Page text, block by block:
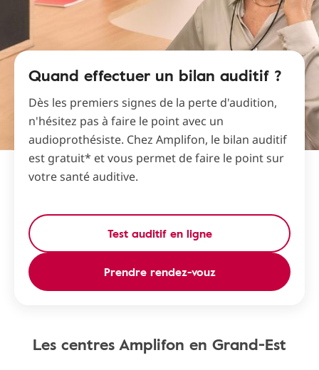
Quand effectuer un bilan auditif ?
Dès les premiers signes de la perte d'audition,
n'hésitez pas à faire le point avec un
audioprothésiste. Chez Amplifon, le bilan auditif
est gratuit* et vous permet de faire le point sur
votre santé auditive.
Test auditif en ligne
Prendre rendez-vouz
Les centres Amplifon en Grand-Est